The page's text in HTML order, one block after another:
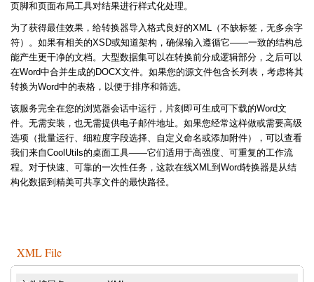
页脚和页面布局工具对结果进行样式化处理。
为了获得最佳效果，给转换器导入格式良好的XML（不缺标签，无多余字
符）。如果有相关的XSD或知道架构，确保输入遵循它——一致的结构总
能产生更干净的文档。大型数据集可以在转换前分成逻辑部分，之后可以
在Word中合并生成的DOCX文件。如果您的源文件包含长列表，考虑将其
转换为Word中的表格，以便于排序和筛选。
该服务完全在您的浏览器会话中运行，片刻即可生成可下载的Word文
件。无需安装，也无需提供电子邮件地址。如果您经常这样做或需要高级
选项（批量运行、细粒度字段选择、自定义命名或添加附件），可以查看
我们来自CoolUtils的桌面工具——它们适用于高强度、可重复的工作流
程。对于快速、可靠的一次性任务，这款在线XML到Word转换器是从结
构化数据到精美可共享文件的最快路径。
XML File